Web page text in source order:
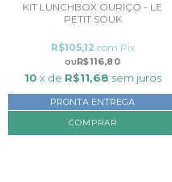
KIT LUNCHBOX OURIÇO - LE
PETIT SOUK
R$116,80
R$105,12 com Pix
10 x de R$11,68 sem juros
PRONTA ENTREGA